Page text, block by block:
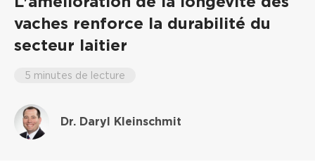
vaches renforce la durabilité du
secteur laitier
5 minutes de lecture
Dr. Daryl Kleinschmit